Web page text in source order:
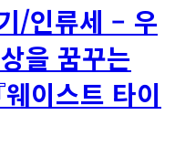
/인류세 – 우
을 꿈꾸는
이스트 타이